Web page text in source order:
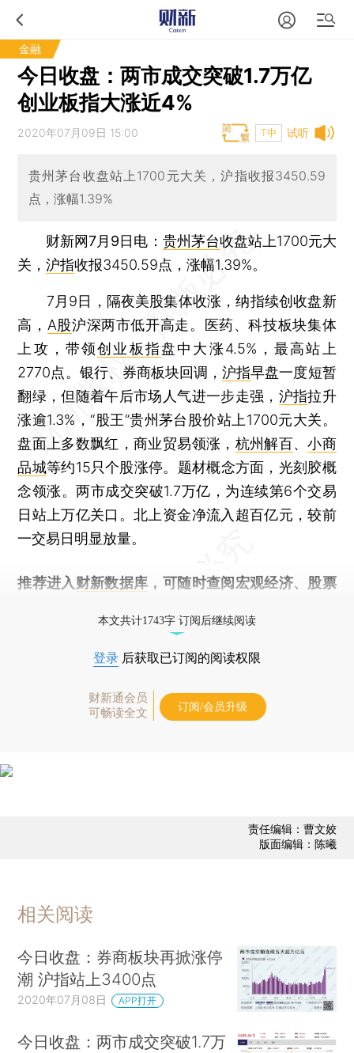
金融
今日收盘：两市成交突破1.7万亿
创业板指大涨近4%
试听
2020年07月09日 15:00 T中
贵州茅台收盘站上1700元大关，沪指收报3450.59
点，涨幅1.39%
财新网7月9日电 ： 贵州茅台收盘站上1700元大
关，沪指收报3450.59点，涨幅1.39%。
7月9日，隔夜美股集体收涨，纳指续创收盘新
高， A股沪深两市低开高走。医药、科技板块集体
上攻，带领创业板指盘中大涨4.5%，最高站上
2770点。银行、券商板块回调，沪指早盘一度短暂
翻绿，但随着午后市场人气进一步走强， 沪指拉升
涨逾1.3%，“股王”贵州茅台股价站上1700元大关。
盘面上多数飘红，商业贸易领涨， 杭州解百、小商
品城等约15只个股涨停。题材概念方面，光刻胶概
念领涨。两市成交突破1.7万亿，为连续第6个交易
日站上万亿关口。北上资金净流入超百亿元，较前
一交易日明显放量。
推荐进入 财新数据库 ，可随时查阅宏观经济、股票
本文共计1743字 订阅后继续阅读
登录 后获取已订阅的阅读权限
财新通会员
可畅读全文
订阅/会员升级
责任编辑：曹文姣
版面编辑：陈曦
相关阅读
今日收盘：券商板块再掀涨停
潮 沪指站上3400点
2020年07月08日 APP打开
今日收盘：两市成交突破1.7万